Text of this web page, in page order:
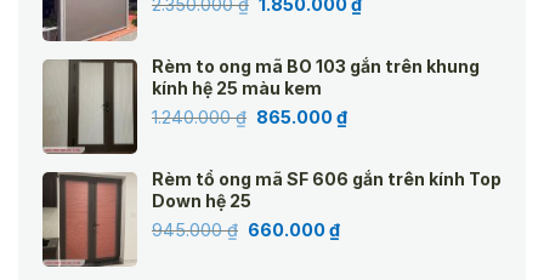
2.350.000₫
2.350.000 ₫.
1.850.000₫
là:
Rèm to ong mã BO 103 gắn trên khung
kính hệ 25 màu kem
1.240.000₫ Giá
1.240.000 ₫.
865.000₫Giá
là:
Rèm tổ ong mã SF 606 gắn trên kính Top
Down hệ 25
945.000₫ Giá
660.000₫Giá